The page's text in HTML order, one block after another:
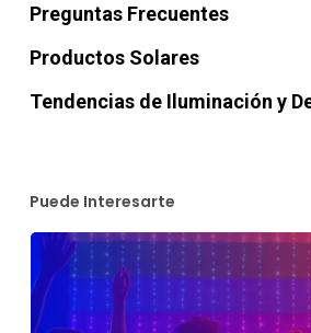
Preguntas Frecuentes
Productos Solares
Tendencias de Iluminación y
Puede Interesarte